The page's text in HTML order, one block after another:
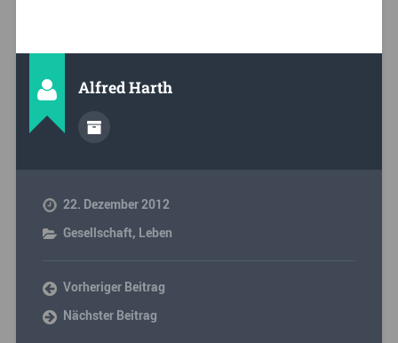
Alfred Harth
22. Dezember 2012
Gesellschaft, Leben
Vorheriger Beitrag
Nächster Beitrag